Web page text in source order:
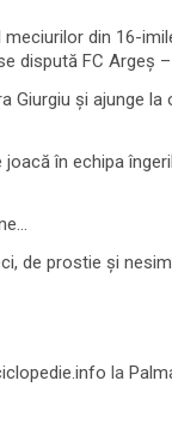
din 16-
dispută FC Argeș
Giurgiu și ajunge
în echipa
de prostie și
la